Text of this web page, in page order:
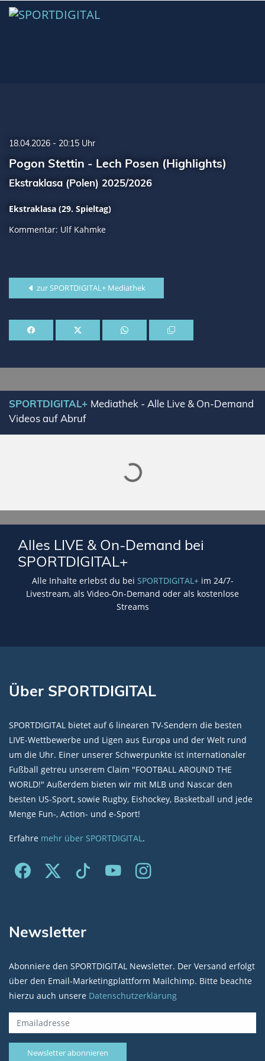
18.04.2026 - 20:15 Uhr
Pogon Stettin - Lech Posen (Highlights)
Ekstraklasa (Polen) 2025/2026
Ekstraklasa (29. Spieltag)
Kommentar: Ulf Kahmke
zur SPORTDIGITAL+ Mediathek
SPORTDIGITAL+ Mediathek - Alle Live & On-Demand
Videos auf Abruf
Lade SPORTDIGITAL+ Mediathek
Alles LIVE & On-Demand bei
SPORTDIGITAL+
Alle Inhalte erlebst du bei SPORTDIGITAL+im 24/7-
Livestream, als Video-On-Demand oder als kostenlose
Streams
Über SPORTDIGITAL
SPORTDIGITAL bietet auf 6 linearen TV-Sendern die besten
LIVE-Wettbewerbe und Ligen aus Europa und der Welt rund
um die Uhr. Einer unserer Schwerpunkte ist internationaler
Fußball getreu unserem Claim "FOOTBALL AROUND THE
WORLD!" Außerdem bieten wir mit MLB und Nascar den
besten US-Sport, sowie Rugby, Eishockey, Basketball und jede
Menge Fun-, Action- und e-Sport!
Erfahre mehr über SPORTDIGITAL.
Newsletter
Abonniere den SPORTDIGITAL Newsletter. Der Versand erfolgt
über den Email-Marketingplattform Mailchimp. Bitte beachte
hierzu auch unsere Datenschutzerklärung